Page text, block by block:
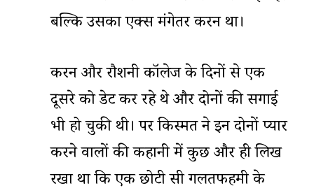
बल्कि उसका एक्स मंगेतर करन था।
करन और रौशनी कॉलेज के दिनों से एक
दूसरे को डेट कर रहे थे और दोनों की सगाई
भी हो चुकी थी। पर किस्मत ने इन दोनों प्यार
करने वालों की कहानी में कुछ और ही लिख
रखा था कि एक छोटी सी गलतफहमी के